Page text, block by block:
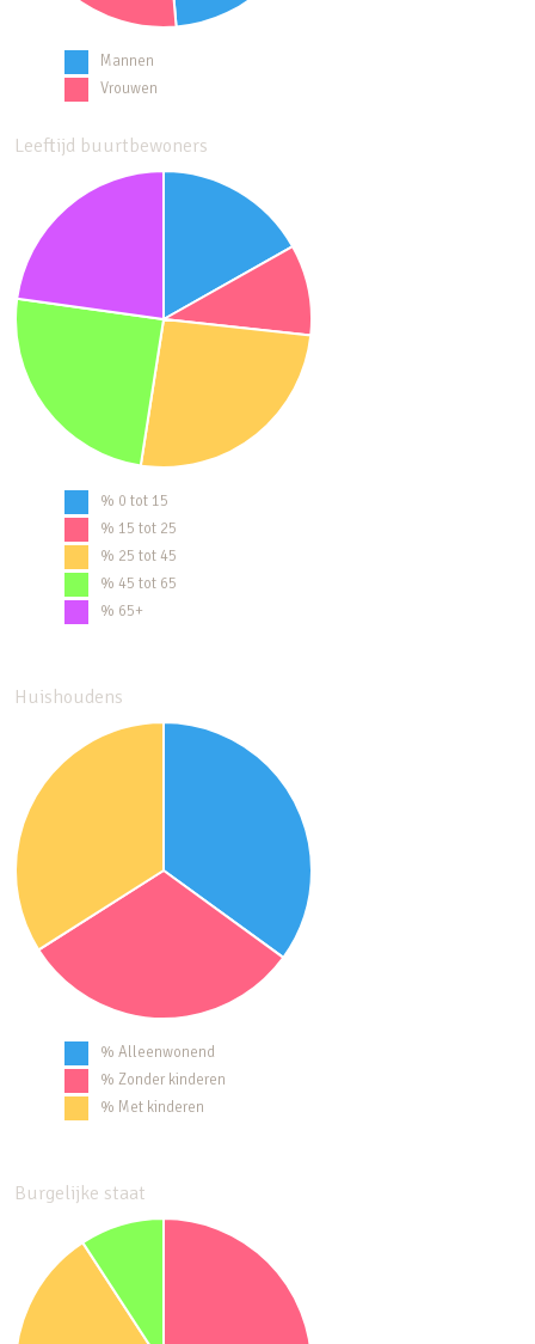
Mannen
Vrouwen
Leeftijd buurtbewoners
% 0 tot 15
% 15 tot 25
% 25 tot 45
% 45 tot 65
% 65+
Huishoudens
% Alleenwonend
% Zonder kinderen
% Met kinderen
Burgelijke staat